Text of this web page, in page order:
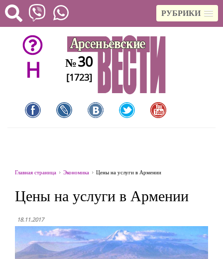
РУБРИКИ
H №30
[1723]
Главная страница Экономика Цены на услуги в Армении
Цены на услуги в Армении
18.11.2017